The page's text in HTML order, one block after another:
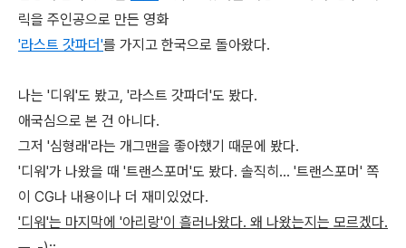
릭을 주인공으로 만든 영화
'라스트 갓파더'를 가지고 한국으로 돌아왔다.
나는 '디워'도 봤고, '라스트 갓파더'도 봤다.
애국심으로 본 건 아니다.
그저 '심형래'라는 개그맨을 좋아했기 때문에 봤다.
'디워'가 나왔을 때 '트랜스포머'도 봤다. 솔직히... '트랜스포머' 쪽
이 CG나 내용이나 더 재미있었다.
'디워'는 마지막에 '아리랑'이 흘러나왔다. 왜 나왔는지는 모르겠다.